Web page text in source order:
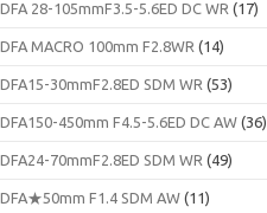
DFA 28-105mmF3.5-5.6ED DC WR (17)
DFA MACRO 100mm F2.8WR (14)
DFA15-30mmF2.8ED SDM WR (53)
DFA150-450mm F4.5-5.6ED DC AW (36)
DFA24-70mmF2.8ED SDM WR (49)
DFA★50mm F1.4 SDM AW (11)